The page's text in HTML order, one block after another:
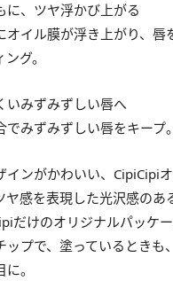
、ツヤ浮かび上がる
オイル膜が浮き上がり、唇
グ。
みずみずしい唇へ
みずみずしい唇をキープ。
ンがかわいい、CipiCipi
ヤ感を表現した光沢感のあ
だけのオリジナルパッケ
ップで、塗っているときも
。